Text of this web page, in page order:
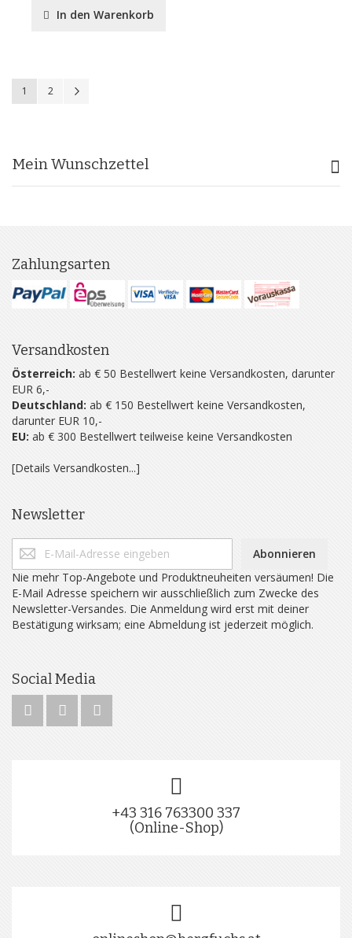
In den Warenkorb
Sie lesen gerade Seite
1 Seite
2
Mein Wunschzettel
Zahlungsarten
Versandkosten
Österreich: ab € 50 Bestellwert keine Versandkosten, darunter
EUR 6,-
Deutschland: ab € 150 Bestellwert keine Versandkosten,
darunter EUR 10,-
EU: ab € 300 Bestellwert teilweise keine Versandkosten
[Details Versandkosten...]
Newsletter
Abonnieren
Nie mehr Top-Angebote und Produktneuheiten versäumen! Die
E-Mail Adresse speichern wir ausschließlich zum Zwecke des
Newsletter-Versandes. Die Anmeldung wird erst mit deiner
Bestätigung wirksam; eine Abmeldung ist jederzeit möglich.
Social Media
+43 316 763300 337
(Online-Shop)